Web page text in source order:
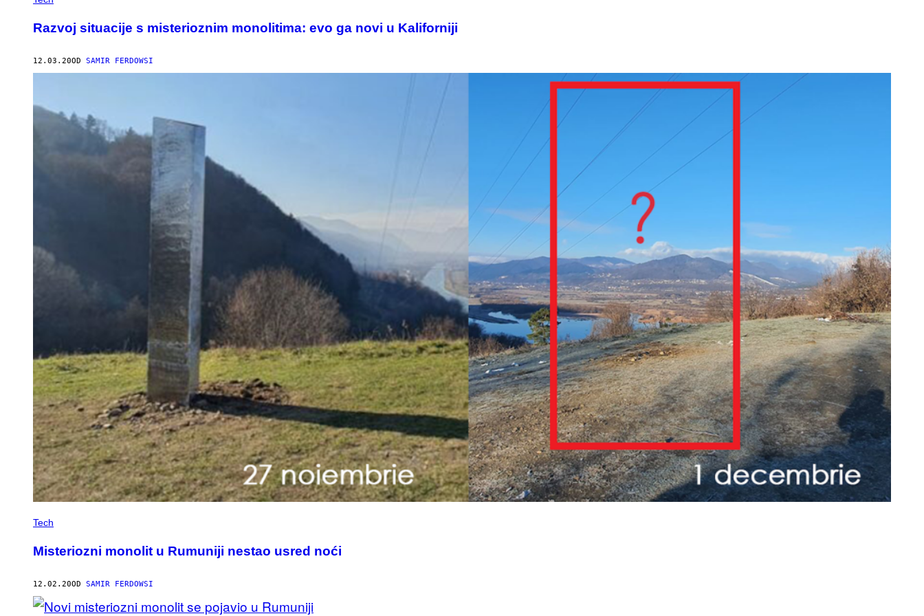
Razvoj situacije s misterioznim monolitima: evo ga novi u Kaliforniji
12.03.20OD SAMIR FERDOWSI
Tech
Misteriozni monolit u Rumuniji nestao usred noći
12.02.20OD SAMIR FERDOWSI